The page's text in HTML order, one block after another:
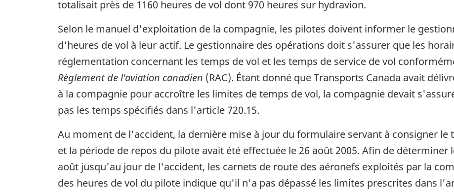
totalisait près de 1160 heures de vol dont 970 heures sur hydravion.
Selon le manuel d'exploitation de la compagnie, les pilotes doivent informer le
d'heures de vol à leur actif. Le gestionnaire des opérations doit s'assurer que les
réglementation concernant les temps de vol et les temps de service de vol
Règlement de l'aviation canadien (RAC). Étant donné que Transports Canada avait
à la compagnie pour accroître les limites de temps de vol, la compagnie devait
pas les temps spécifiés dans l'article 720.15.
Au moment de l'accident, la dernière mise à jour du formulaire servant à consigner le
et la période de repos du pilote avait été effectuée le 26 août 2005. Afin de déterminer
août jusqu'au jour de l'accident, les carnets de route des aéronefs exploités par la
des heures de vol du pilote indique qu'il n'a pas dépassé les limites prescrites dans